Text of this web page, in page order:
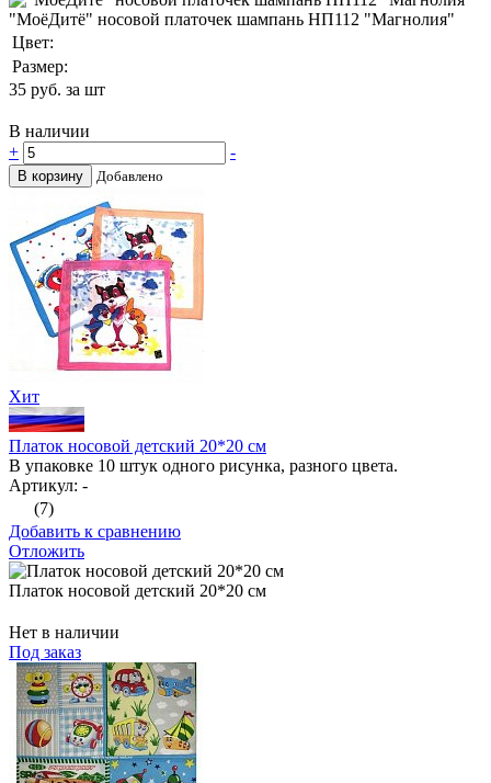
"МоёДитё" носовой платочек шампань НП112 "Магнолия"
Цвет:
Размер:
35 руб. за шт
В наличии
+
-
В корзину Добавлено
Хит
Платок носовой детский 20*20 см
В упаковке 10 штук одного рисунка, разного цвета.
Артикул: -
(7)
Добавить к сравнению
Отложить
Платок носовой детский 20*20 см
Нет в наличии
Под заказ